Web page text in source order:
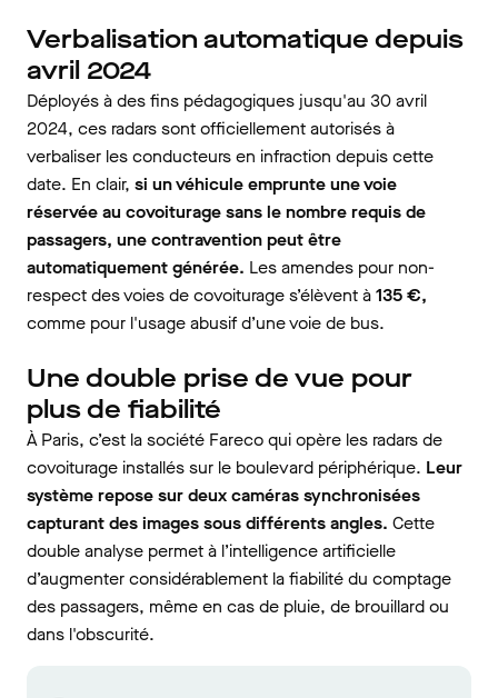
Verbalisation automatique depuis
avril 2024
Déployés à des fins pédagogiques jusqu'au 30 avril
2024, ces radars sont officiellement autorisés à
verbaliser les conducteurs en infraction depuis cette
date. En clair, si un véhicule emprunte une voie
réservée au covoiturage sans le nombre requis de
passagers, une contravention peut être
automatiquement générée. Les amendes pour non-
respect des voies de covoiturage s’élèvent à135 €,
comme pour l'usage abusif d’une voie de bus.
Une double prise de vue pour
plus de fiabilité
À Paris, c’est la société Fareco qui opère les radars de
covoiturage installés sur le boulevard périphérique. Leur
système repose sur deux caméras synchronisées
capturant des images sous différents angles. Cette
double analyse permet à l’intelligence artificielle
d’augmenter considérablement la fiabilité du comptage
des passagers, même en cas de pluie, de brouillard ou
dans l'obscurité.